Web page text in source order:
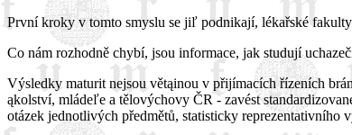
První kroky v tomto smyslu se jiľ podnikají, lékařské
Co nám rozhodně chybí, jsou informace, jak studují
Výsledky maturit nejsou větąinou v přijímacích řízeních
ąkolství, mládeľe a tělovýchovy ČR - zavést
otázek jednotlivých předmětů, statisticky reprezentativního